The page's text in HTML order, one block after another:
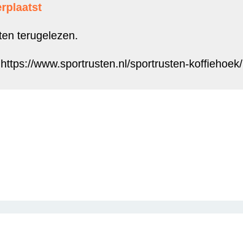
terugelezen.
https://www.sportrusten.nl/sportrusten-koffiehoek/